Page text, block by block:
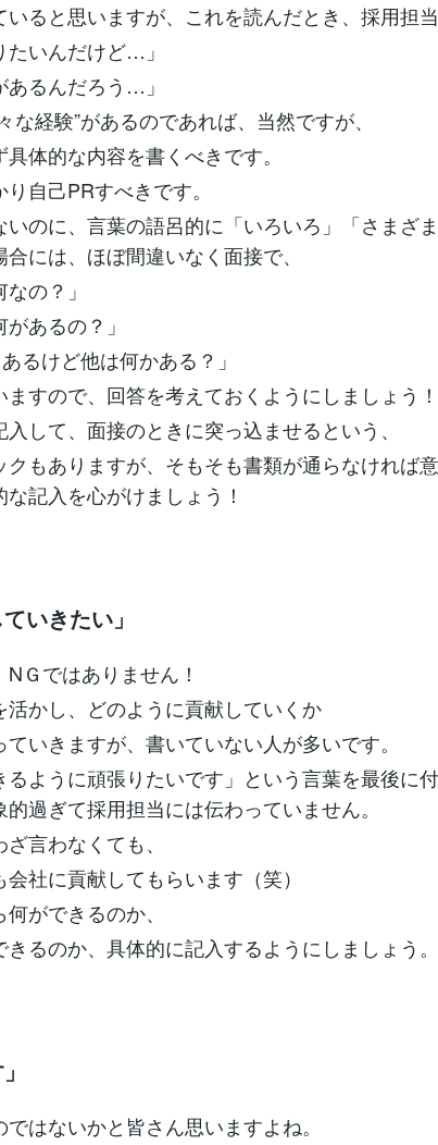
いると思いますが、これを読んだとき、採用担
たいんだけど…」
あるんだろう…」
な経験”があるのであれば、当然ですが、
体的な内容を書くべきです。
自己PRすべきです。
いのに、言葉の語呂的に「いろいろ」「さまざ
には、ほぼ間違いなく面接で、
の？」
あるの？」
あるけど他は何かある？」
ますので、回答を考えておくようにしましょう！
して、面接のときに突っ込ませるという、
クもありますが、そもそも書類が通らなければ
記入を心がけましょう！
いきたい」
Ｇではありません！
活かし、どのように貢献していくか
いきますが、書いていない人が多いです。
るように頑張りたいです」という言葉を最後に
過ぎて採用担当には伝わっていません。
言わなくても、
社に貢献してもらいます（笑）
ができるのか、
きるのか、具体的に記入するようにしましょう。
はないかと皆さん思いますよね。